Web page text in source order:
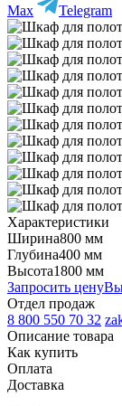
Max Telegram
Характеристики
Ширина800 мм
Глубина400 мм
Высота1800 мм
Запросить цену
Отдел продаж
8 800 550 70 32
Описание товара
Как купить
Оплата
Доставка